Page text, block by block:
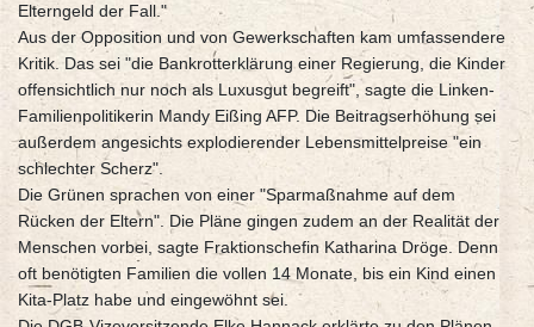
Elterngeld der Fall."
Aus der Opposition und von Gewerkschaften kam umfassendere
Kritik. Das sei "die Bankrotterklärung einer Regierung, die Kinder
offensichtlich nur noch als Luxusgut begreift", sagte die Linken-
Familienpolitikerin Mandy Eißing AFP. Die Beitragserhöhung sei
außerdem angesichts explodierender Lebensmittelpreise "ein
schlechter Scherz".
Die Grünen sprachen von einer "Sparmaßnahme auf dem
Rücken der Eltern". Die Pläne gingen zudem an der Realität der
Menschen vorbei, sagte Fraktionschefin Katharina Dröge. Denn
oft benötigten Familien die vollen 14 Monate, bis ein Kind einen
Kita-Platz habe und eingewöhnt sei.